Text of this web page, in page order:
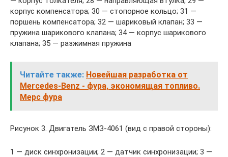
корпус компенсатора; 30 — стопорное кольцо; 31 —
поршень компенсатора; 32 — шариковый клапан; 33 —
пружина шарикового клапана; 34 — корпус шарикового
клапана; 35 — разжимная пружина
Читайте также: Новейшая разработка от
Mercedes-Benz - фура, экономящая топливо.
Мерс фура
Рисунок 3. Двигатель ЗМЗ-4061 (вид с правой стороны):
1 — диск синхронизации; 2 — датчик синхронизации; 3 —